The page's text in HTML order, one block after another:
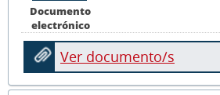
Documento
electrónico
Ver documento/s